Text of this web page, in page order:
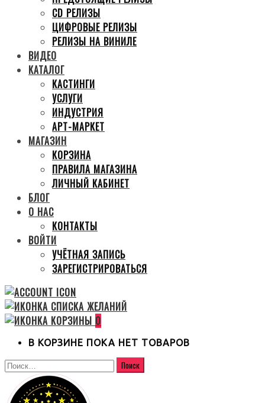
CD РЕЛИЗЫ
ЦИФРОВЫЕ РЕЛИЗЫ
РЕЛИЗЫ НА ВИНИЛЕ
ВИДЕО
КАТАЛОГ
КАСТИНГИ
УСЛУГИ
ИНДУСТРИЯ
АРТ-МАРКЕТ
МАГАЗИН
КОРЗИНА
ПРАВИЛА МАГАЗИНА
ЛИЧНЫЙ КАБИНЕТ
БЛОГ
О НАС
КОНТАКТЫ
ВОЙТИ
УЧЁТНАЯ ЗАПИСЬ
ЗАРЕГИСТРИРОВАТЬСЯ
0
В КОРЗИНЕ ПОКА НЕТ ТОВАРОВ